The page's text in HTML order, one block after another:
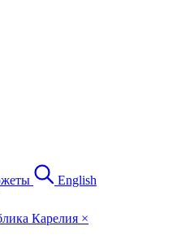
English
Карелия ×